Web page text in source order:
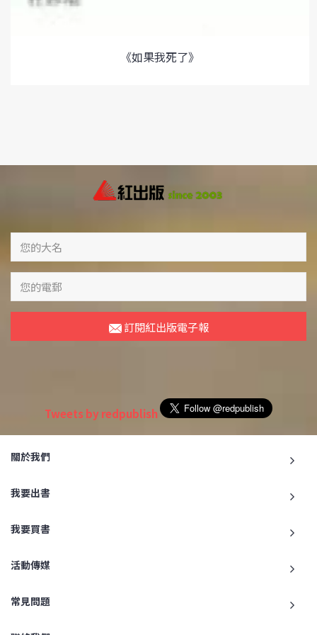
《如果我死了》
訂閱紅出版電子報
Tweets by redpublish
關於我們
我要出書
我要買書
活動傳媒
常見問題